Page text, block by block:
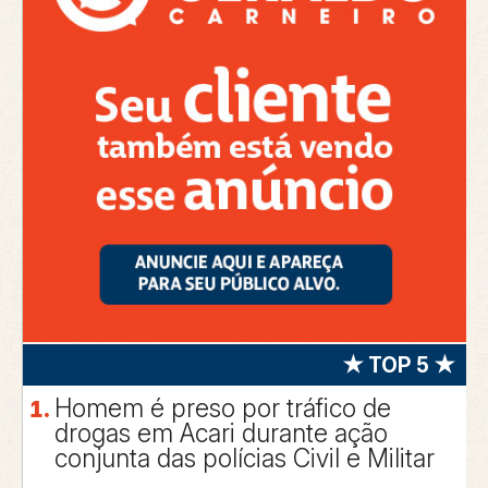
★ TOP 5 ★
Homem é preso por tráfico de
drogas em Acari durante ação
conjunta das polícias Civil e Militar